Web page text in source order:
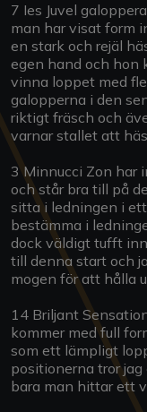
7 Ies Juvel
man har visat form
en stark och rejäl
egen hand och hon
vinna loppet med
galopperna i den
riktigt fräsch och
varnar stallet att
3 Minnucci Zon har
och står bra till på
sitta i ledningen i
bestämma i
dock väldigt tufft
till denna start och
mogen för att hålla
14 Briljant
kommer med full
som ett lämpligt
positionerna tror
bara man hittar ett